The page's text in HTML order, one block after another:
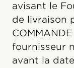
avisant le
de livraison
fournisseur
avant la